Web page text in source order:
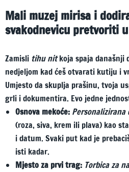
Mali muzej mirisa i
svakodnevicu pretvoriti
Zamisli tihu nitkoja spaja današnji
nedjeljom kad ćeš otvarati kutiju i
Umjesto da skuplja prašinu, tvoja
grli i dokumentira. Evo jedne
Osnova mekoće: Personalizirana
(roza, siva, krem ili plava) kao
i datum. Svaki put kad je
isti kadar.
Mjesto za prvi trag: Torbica za